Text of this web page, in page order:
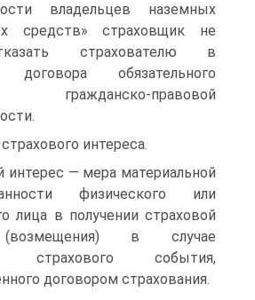
владельцев наземных
средств» страховщик не
страхователю в
договора обязательно­го
гражданско-правовой
интереса.
интерес — мера материальной
физического или
лица в получении страховой
в случае
страхового события,
договором страхования.